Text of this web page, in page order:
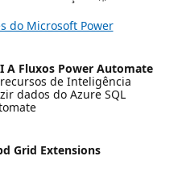
do Microsoft Power
A Fluxos Power Automate
de Inteligência
dados do Azure SQL
Grid Extensions